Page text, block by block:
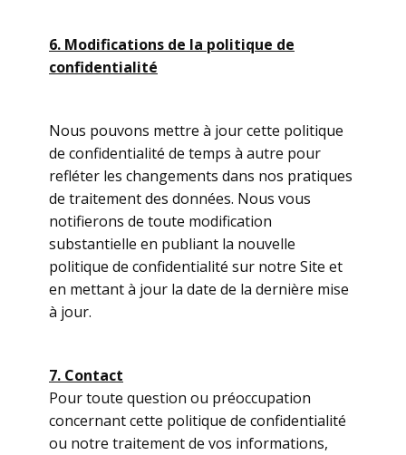
6. Modifications de la politique de
confidentialité
Nous pouvons mettre à jour cette politique
de confidentialité de temps à autre pour
refléter les changements dans nos pratiques
de traitement des données. Nous vous
notifierons de toute modification
substantielle en publiant la nouvelle
politique de confidentialité sur notre Site et
en mettant à jour la date de la dernière mise
à jour.
7. Contact
Pour toute question ou préoccupation
concernant cette politique de confidentialité
ou notre traitement de vos informations,